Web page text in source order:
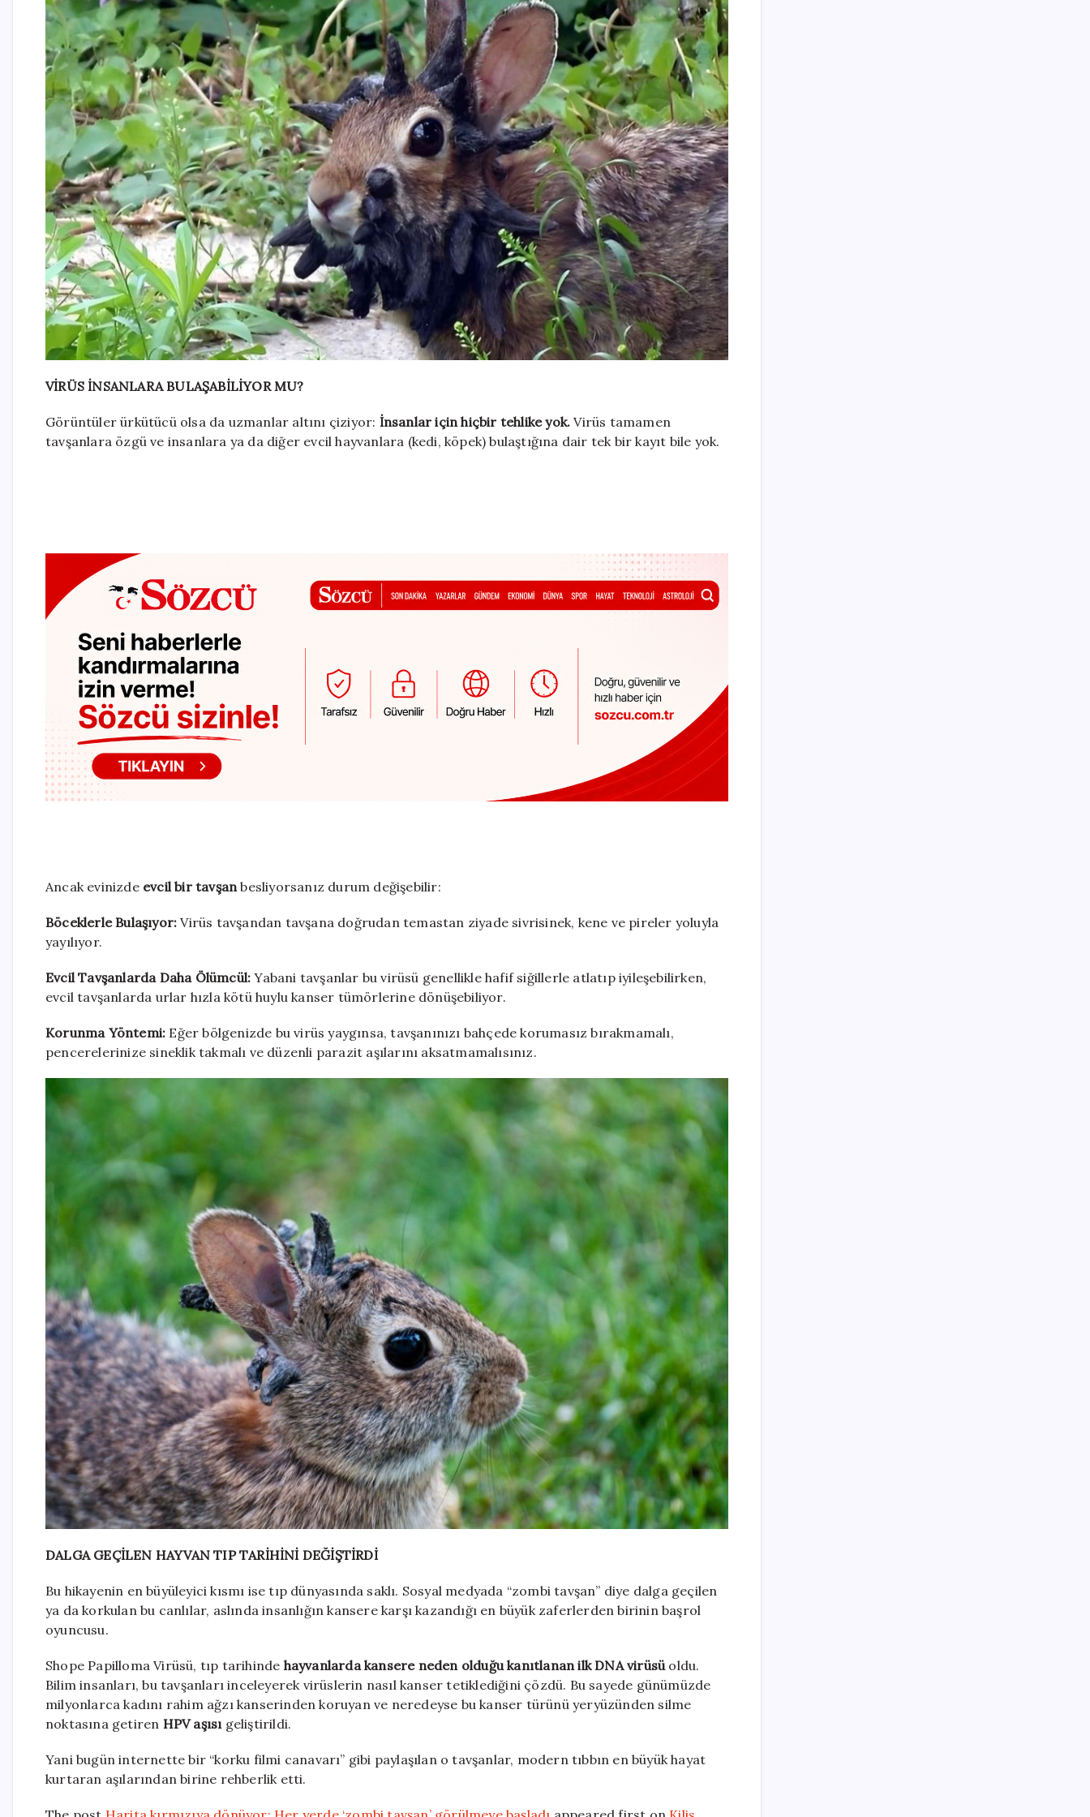
VİRÜS İNSANLARA BULAŞABİLİYOR MU?
Görüntüler ürkütücü olsa da uzmanlar altını çiziyor: İnsanlar için hiçbir tehlike yok. Virüs tamamen
tavşanlara özgü ve insanlara ya da diğer evcil hayvanlara (kedi, köpek) bulaştığına dair tek bir kayıt bile yok.
Ancak evinizde evcil bir tavşanbesliyorsanız durum değişebilir:
Böceklerle Bulaşıyor: Virüs tavşandan tavşana doğrudan temastan ziyade sivrisinek, kene ve pireler yoluyla
yayılıyor.
Evcil Tavşanlarda Daha Ölümcül: Yabani tavşanlar bu virüsü genellikle hafif siğillerle atlatıp iyileşebilirken,
evcil tavşanlarda urlar hızla kötü huylu kanser tümörlerine dönüşebiliyor.
Korunma Yöntemi: Eğer bölgenizde bu virüs yaygınsa, tavşanınızı bahçede korumasız bırakmamalı,
pencerelerinize sineklik takmalı ve düzenli parazit aşılarını aksatmamalısınız.
DALGA GEÇİLEN HAYVAN TIP TARİHİNİ DEĞİŞTİRDİ
Bu hikayenin en büyüleyici kısmı ise tıp dünyasında saklı. Sosyal medyada “zombi tavşan” diye dalga geçilen
ya da korkulan bu canlılar, aslında insanlığın kansere karşı kazandığı en büyük zaferlerden birinin başrol
oyuncusu.
Shope Papilloma Virüsü, tıp tarihinde hayvanlarda kansere neden olduğu kanıtlanan ilk DNA virüsü oldu.
Bilim insanları, bu tavşanları inceleyerek virüslerin nasıl kanser tetiklediğini çözdü. Bu sayede günümüzde
milyonlarca kadını rahim ağzı kanserinden koruyan ve neredeyse bu kanser türünü yeryüzünden silme
noktasına getiren HPV aşısı geliştirildi.
Yani bugün internette bir “korku filmi canavarı” gibi paylaşılan o tavşanlar, modern tıbbın en büyük hayat
kurtaran aşılarından birine rehberlik etti.